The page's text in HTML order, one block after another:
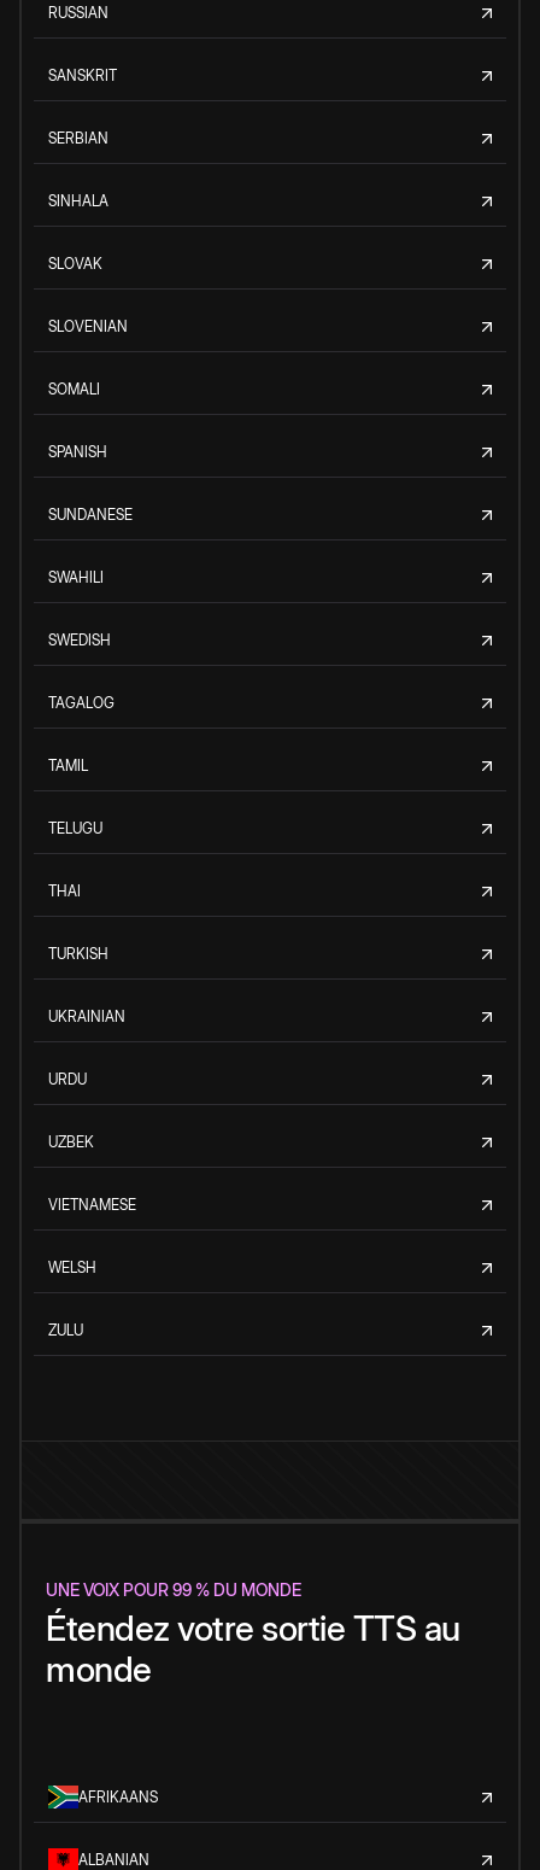
RUSSIAN
SANSKRIT
SERBIAN
SINHALA
SLOVAK
SLOVENIAN
SOMALI
SPANISH
SUNDANESE
SWAHILI
SWEDISH
TAGALOG
TAMIL
TELUGU
THAI
TURKISH
UKRAINIAN
URDU
UZBEK
VIETNAMESE
WELSH
ZULU
UNE VOIX POUR 99 % DU MONDE
Étendez votre sortie TTS au
monde
AFRIKAANS
ALBANIAN